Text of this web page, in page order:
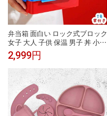
弁当箱 面白い ロック式ブロック
女子 大人 子供 保温 男子 丼 小学
生 1段 お弁当箱 おしゃれ 女の子
男の子 かわいい 幼稚園 一段 二
段 大容量 弁当 ランチバッグ 大
きめ 小さめ プレゼント 持ち運
び便利 身につける 収納便利 ピ
クニック用 北欧 北欧風
2,999円